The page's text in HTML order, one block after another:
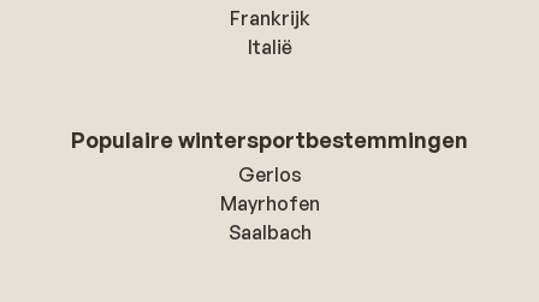
Frankrijk
Italië
Populaire wintersportbestemmingen
Gerlos
Mayrhofen
Saalbach